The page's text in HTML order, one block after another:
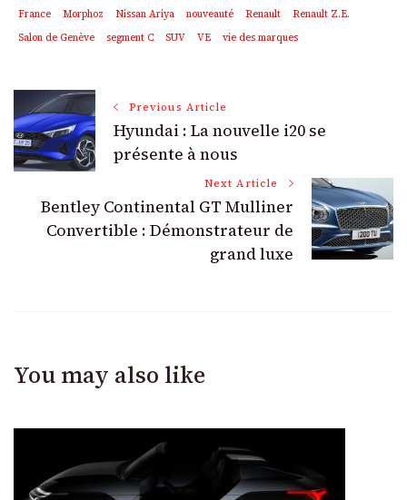
France Morphoz Nissan Ariya nouveauté Renault
Renault Z.E.
Salon de Genève
segment C SUV VE vie des marques
Post
Navigation
Previous Article
Hyundai : La nouvelle i20 se
présente à nous
Next Article
Bentley Continental GT Mulliner
Convertible : Démonstrateur de
grand luxe
You may also like